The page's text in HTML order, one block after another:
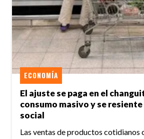
El ajuste se paga en el
consumo masivo y se
social
ECONOMÍA
Las ventas de productos cotidianos